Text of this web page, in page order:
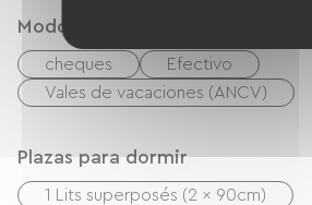
Modos de paiement
cheques
Efectivo
Vales de vacaciones (ANCV)
Plazas para dormir
1 Lits superposés (2 x 90cm)